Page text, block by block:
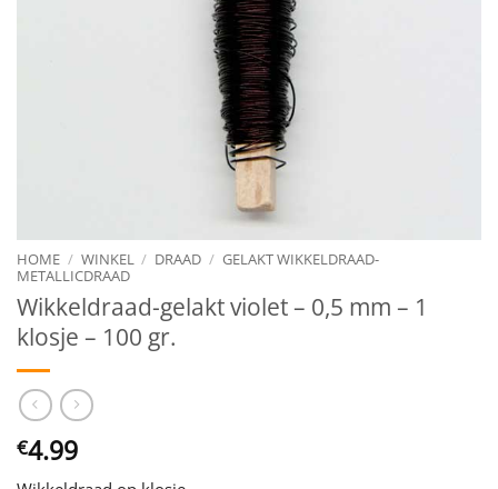
HOME / WINKEL / DRAAD / GELAKT WIKKELDRAAD-
METALLICDRAAD
Wikkeldraad-gelakt violet – 0,5 mm – 1
klosje – 100 gr.
€4.99